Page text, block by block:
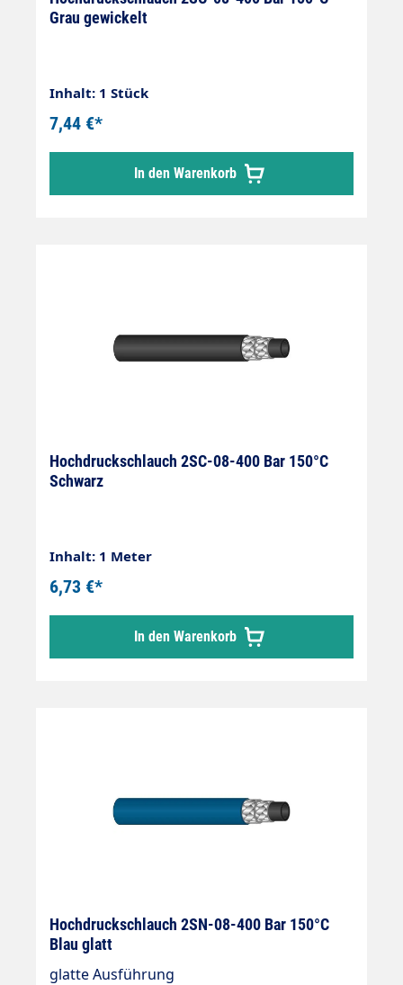
Grau gewickelt
Inhalt: 1 Stück
7,44 €*
In den Warenkorb
Hochdruckschlauch 2SC-08-400 Bar 150°C
Schwarz
Inhalt: 1 Meter
6,73 €*
In den Warenkorb
Hochdruckschlauch 2SN-08-400 Bar 150°C
Blau glatt
glatte Ausführung